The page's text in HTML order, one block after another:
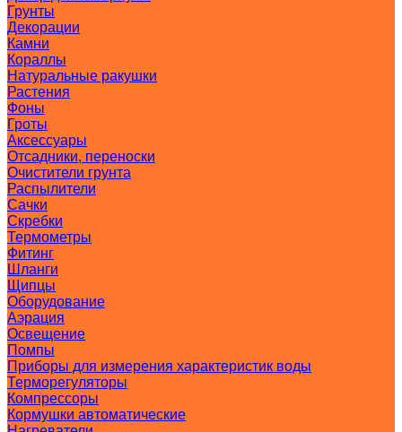
Грунты
Декорации
Камни
Кораллы
Натуральные ракушки
Растения
Фоны
Гроты
Аксессуары
Отсадники, переноски
Очистители грунта
Распылители
Сачки
Скребки
Термометры
Фитинг
Шланги
Щипцы
Оборудование
Аэрация
Освещение
Помпы
Приборы для измерения характеристик воды
Терморегуляторы
Компрессоры
Кормушки автоматические